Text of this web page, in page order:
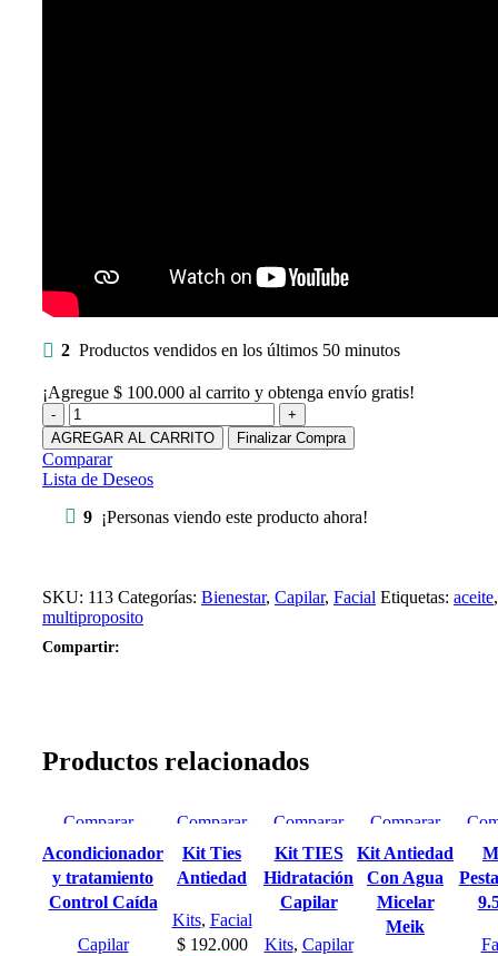
2 Productos vendidos en los últimos 50 minutos
¡Agregue $ 100.000 al carrito y obtenga envío gratis!
AGREGAR AL CARRITO Finalizar Compra
Comparar
Lista de Deseos
9 ¡Personas viendo este producto ahora!
SKU: 113 Categorías: Bienestar, Capilar, Facial Etiquetas: aceite,
multiproposito
Compartir:
Productos relacionados
Comparar
Vista rápida
Lista de Deseos
Acondicionador
y tratamiento
Control Caída
Capilar
Comparar
Vista rápida
Lista de
Kit Ties
Antiedad
Kits, Facial
$192.000
Comparar
Vista rápida
Lista de
Deseos
Kit TIES
Hidratación
Capilar
Kits, Capilar
Comparar
Vista rápida
Lista de
Deseos
Kit Antiedad
Con Agua
Micelar
Meik